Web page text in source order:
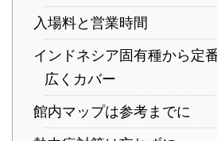
入場料と営業時間
インドネシア固有種から定
広くカバー
館内マップは参考までに